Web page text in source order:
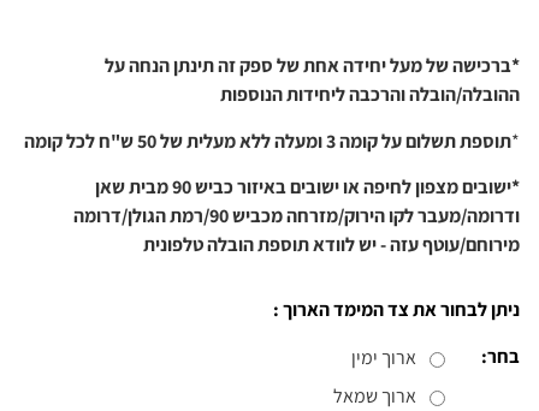
*ברכישה של מעל יחידה אחת של ספק זה תינתן הנחה על
ההובלה/הובלה והרכבה ליחידות הנוספות
*תוספת תשלום על קומה 3 ומעלה ללא מעלית של 50 ש"ח לכל קומה
*ישובים מצפון לחיפה או ישובים באיזור כביש 90 מבית שאן
ודרומה/מעבר לקו הירוק/מזרחה מכביש 90/רמת הגולן/דרומה
מירוחם/עוטף עזה - יש לוודא תוספת הובלה טלפונית
ניתן לבחור את צד המימד הארוך :
בחר:
ארוך ימין
ארוך שמאל